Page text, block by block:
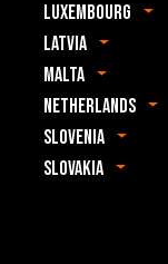
Luxembourg
Latvia
Malta
Netherlands
Slovenia
Slovakia